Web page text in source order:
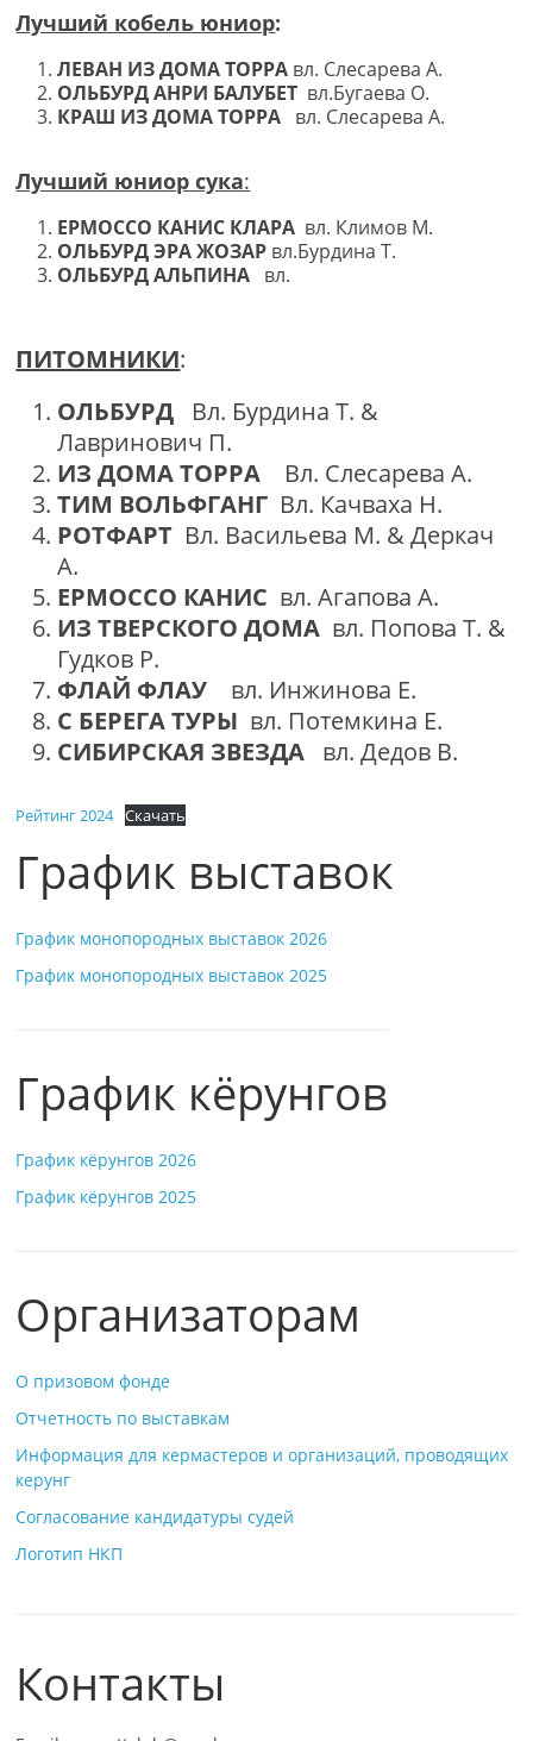
Лучший кобель юниор:
ЛЕВАН ИЗ ДОМА ТОРРА вл. Слесарева А.
ОЛЬБУРД АНРИ БАЛУБЕТ вл.Бугаева О.
КРАШ ИЗ ДОМА ТОРРА вл. Слесарева А.
Лучший юниор сука:
ЕРМОССО КАНИС КЛАРА вл. Климов М.
ОЛЬБУРД ЭРА ЖОЗАР вл.Бурдина Т.
ОЛЬБУРД АЛЬПИНА вл.
ПИТОМНИКИ:
ОЛЬБУРД Вл. Бурдина Т. &
Лавринович П.
ИЗ ДОМА ТОРРА Вл. Слесарева А.
ТИМ ВОЛЬФГАНГ Вл. Качваха Н.
РОТФАРТ Вл. Васильева М. & Деркач
А.
ЕРМОССО КАНИС вл. Агапова А.
ИЗ ТВЕРСКОГО ДОМА вл. Попова Т. &
Гудков Р.
ФЛАЙ ФЛАУ вл. Инжинова Е.
С БЕРЕГА ТУРЫ вл. Потемкина Е.
СИБИРСКАЯ ЗВЕЗДА вл. Дедов В.
Рейтинг 2024 Скачать
График выставок
График монопородных выставок 2026
График монопородных выставок 2025
График кёрунгов
График кёрунгов 2026
График кёрунгов 2025
Организаторам
О призовом фонде
Отчетность по выставкам
Информация для кермастеров и организаций, проводящих
керунг
Согласование кандидатуры судей
Логотип НКП
Контакты